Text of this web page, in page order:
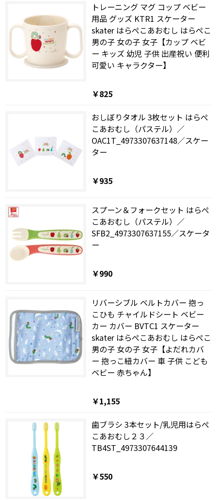
トレーニング マグ コップ ベビー
用品 グッズ KTR1 スケーター
skater はらぺこあおむし はらぺこ
男の子 女の子 女子【カップ ベビ
ー キッズ 幼児 子供 出産祝い 便利
可愛い キャラクター】
￥825
おしぼりタオル 3枚セット はらぺ
こあおむし（パステル）／
OAC1T_4973307637148／スケー
ター
￥935
スプーン＆フォークセット はらぺ
こあおむし（パステル）／
SFB2_4973307637155／スケータ
ー
￥990
リバーシブル ベルトカバー 抱っ
こひも チャイルドシート ベビー
カー カバー BVTC1 スケーター
skater はらぺこあおむし はらぺこ
男の子 女の子 女子【よだれカバ
ー 抱っこ紐カバー 車 子供 こども
ベビー 赤ちゃん】
￥1,155
歯ブラシ 3本セット/乳児用はらぺ
こあおむし２３／
TB4ST_4973307644139
￥550